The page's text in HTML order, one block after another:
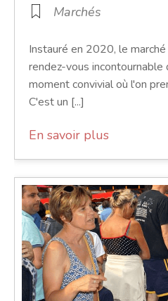
Marchés
Instauré en 2020, le
rendez-vous
moment convivial où l'on
C'est un [...]
En savoir plus